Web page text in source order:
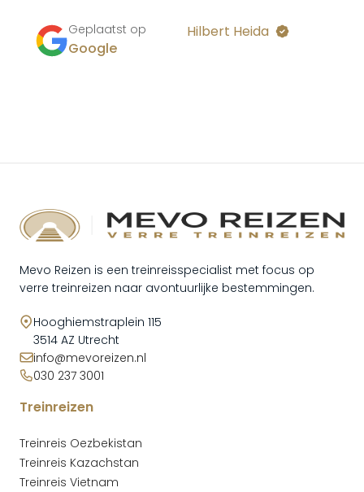
Geplaatst op
Google
Hilbert Heida
Mevo Reizen is een treinreisspecialist met focus op
verre treinreizen naar avontuurlijke bestemmingen.
Hooghiemstraplein 115
3514 AZ Utrecht
info@mevoreizen.nl
030 237 3001
Treinreizen
Treinreis Oezbekistan
Treinreis Kazachstan
Treinreis Vietnam